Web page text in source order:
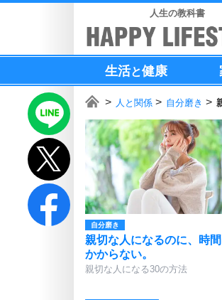
人生の教科書
生活と健康
人と関係 自分磨き
自分磨き
親切な人になるのに、時
かからない。
親切な人になる30の方法